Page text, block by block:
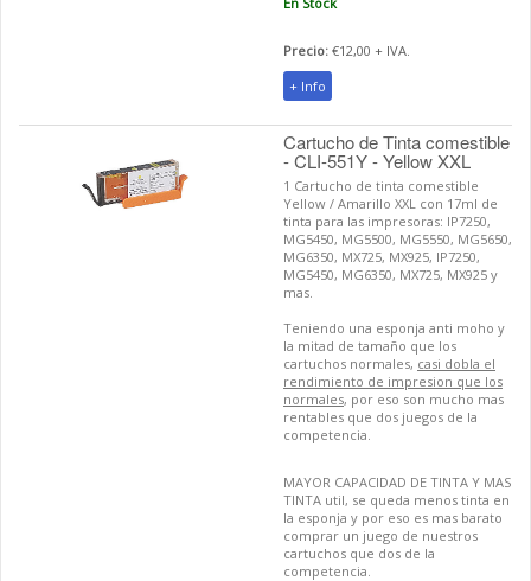
Precio: €12,00 + IVA.
+ Info
Cartucho de Tinta comestible
- CLI-551Y - Yellow XXL
1 Cartucho de tinta comestible
Yellow / Amarillo XXL con 17ml de
tinta para las impresoras: IP7250,
MG5450, MG5500, MG5550, MG5650,
MG6350, MX725, MX925, IP7250,
MG5450, MG6350, MX725, MX925 y
mas.
Teniendo una esponja anti moho y
la mitad de tamaño que los
cartuchos normales, casi dobla el
rendimiento de impresion que los
normales, por eso son mucho mas
rentables que dos juegos de la
competencia.
MAYOR CAPACIDAD DE TINTA Y MAS
TINTA util, se queda menos tinta en
la esponja y por eso es mas barato
comprar un juego de nuestros
cartuchos que dos de la
competencia.